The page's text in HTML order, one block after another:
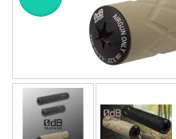
DETEKTORY KOVŮ